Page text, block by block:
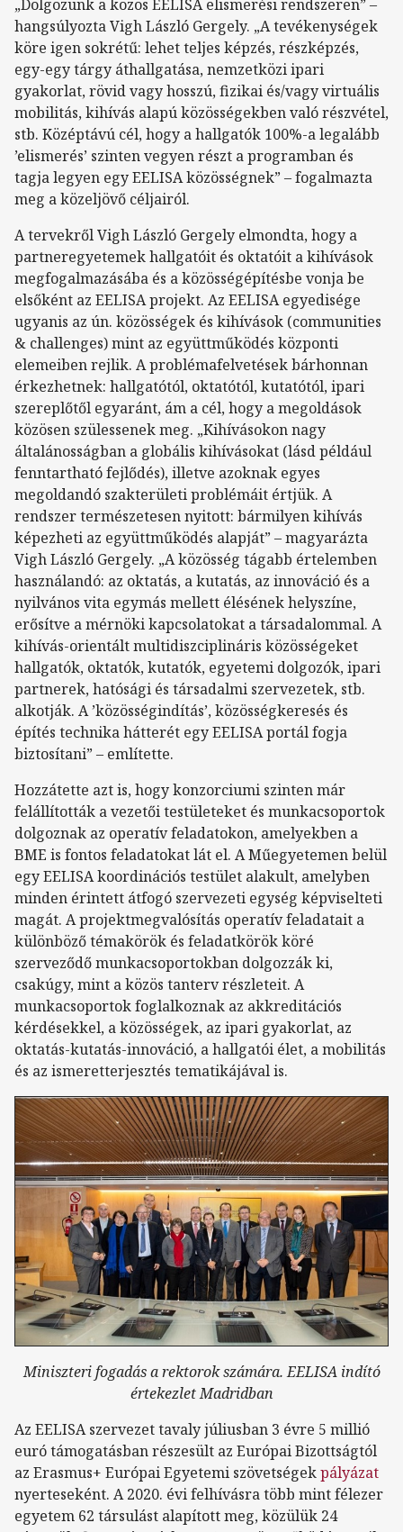
„Dolgozunk a közös EELISA elismerési rendszeren” –
hangsúlyozta Vigh László Gergely. „A tevékenységek
köre igen sokrétű: lehet teljes képzés, részképzés,
egy-egy tárgy áthallgatása, nemzetközi ipari
gyakorlat, rövid vagy hosszú, fizikai és/vagy virtuális
mobilitás, kihívás alapú közösségekben való részvétel,
stb. Középtávú cél, hogy a hallgatók 100%-a legalább
’elismerés’ szinten vegyen részt a programban és
tagja legyen egy EELISA közösségnek” – fogalmazta
meg a közeljövő céljairól.
A tervekről Vigh László Gergely elmondta, hogy a
partneregyetemek hallgatóit és oktatóit a kihívások
megfogalmazásába és a közösségépítésbe vonja be
elsőként az EELISA projekt. Az EELISA egyedisége
ugyanis az ún. közösségek és kihívások (communities
& challenges) mint az együttműködés központi
elemeiben rejlik. A problémafelvetések bárhonnan
érkezhetnek: hallgatótól, oktatótól, kutatótól, ipari
szereplőtől egyaránt, ám a cél, hogy a megoldások
közösen szülessenek meg. „Kihívásokon nagy
általánosságban a globális kihívásokat (lásd például
fenntartható fejlődés), illetve azoknak egyes
megoldandó szakterületi problémáit értjük. A
rendszer természetesen nyitott: bármilyen kihívás
képezheti az együttműködés alapját” – magyarázta
Vigh László Gergely. „A közösség tágabb értelemben
használandó: az oktatás, a kutatás, az innováció és a
nyilvános vita egymás mellett élésének helyszíne,
erősítve a mérnöki kapcsolatokat a társadalommal. A
kihívás-orientált multidiszciplináris közösségeket
hallgatók, oktatók, kutatók, egyetemi dolgozók, ipari
partnerek, hatósági és társadalmi szervezetek, stb.
alkotják. A ’közösségindítás’, közösségkeresés és
építés technika hátterét egy EELISA portál fogja
biztosítani” – említette.
Hozzátette azt is, hogy konzorciumi szinten már
felállították a vezetői testületeket és munkacsoportok
dolgoznak az operatív feladatokon, amelyekben a
BME is fontos feladatokat lát el. A Műegyetemen belül
egy EELISA koordinációs testület alakult, amelyben
minden érintett átfogó szervezeti egység képviselteti
magát. A projektmegvalósítás operatív feladatait a
különböző témakörök és feladatkörök köré
szerveződő munkacsoportokban dolgozzák ki,
csakúgy, mint a közös tanterv részleteit. A
munkacsoportok foglalkoznak az akkreditációs
kérdésekkel, a közösségek, az ipari gyakorlat, az
oktatás-kutatás-innováció, a hallgatói élet, a mobilitás
és az ismeretterjesztés tematikájával is.
Miniszteri fogadás a rektorok számára. EELISA indító
értekezlet Madridban
Az EELISA szervezet tavaly júliusban 3 évre 5 millió
euró támogatásban részesült az Európai Bizottságtól
az Erasmus+ Európai Egyetemi szövetségekpályázat
nyerteseként. A 2020. évi felhívásra több mint félezer
egyetem 62 társulást alapított meg, közülük 24